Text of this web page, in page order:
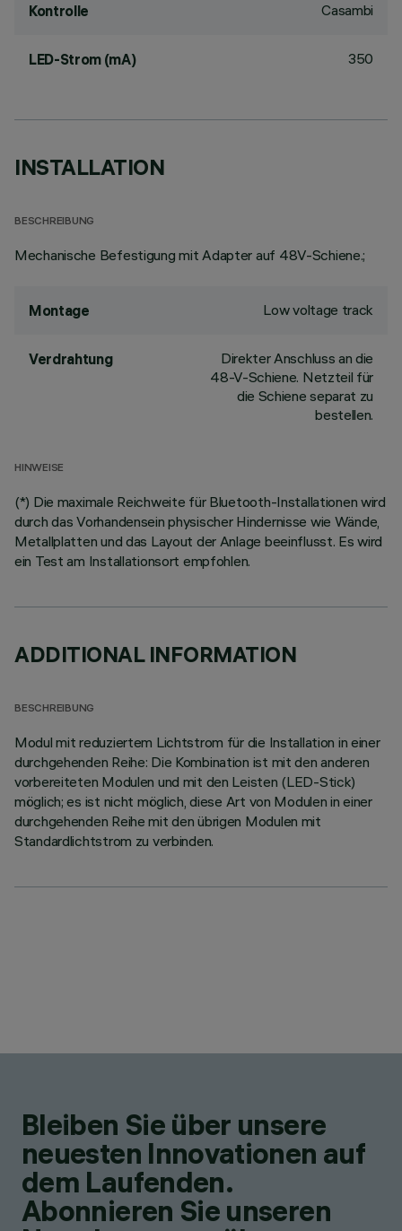
Kontrolle Casambi
LED-Strom (mA) 350
INSTALLATION
BESCHREIBUNG
Mechanische Befestigung mit Adapter auf 48V-Schiene.;
Montage Low voltage track
Verdrahtung
Direkter Anschluss an die
48-V-Schiene. Netzteil für
die Schiene separat zu
bestellen.
HINWEISE
(*) Die maximale Reichweite für Bluetooth-Installationen wird
durch das Vorhandensein physischer Hindernisse wie Wände,
Metallplatten und das Layout der Anlage beeinflusst. Es wird
ein Test am Installationsort empfohlen.
ADDITIONAL INFORMATION
BESCHREIBUNG
Modul mit reduziertem Lichtstrom für die Installation in einer
durchgehenden Reihe: Die Kombination ist mit den anderen
vorbereiteten Modulen und mit den Leisten (LED-Stick)
möglich; es ist nicht möglich, diese Art von Modulen in einer
durchgehenden Reihe mit den übrigen Modulen mit
Standardlichtstrom zu verbinden.
Bleiben Sie über unsere
neuesten Innovationen auf
dem Laufenden.
Abonnieren Sie unseren